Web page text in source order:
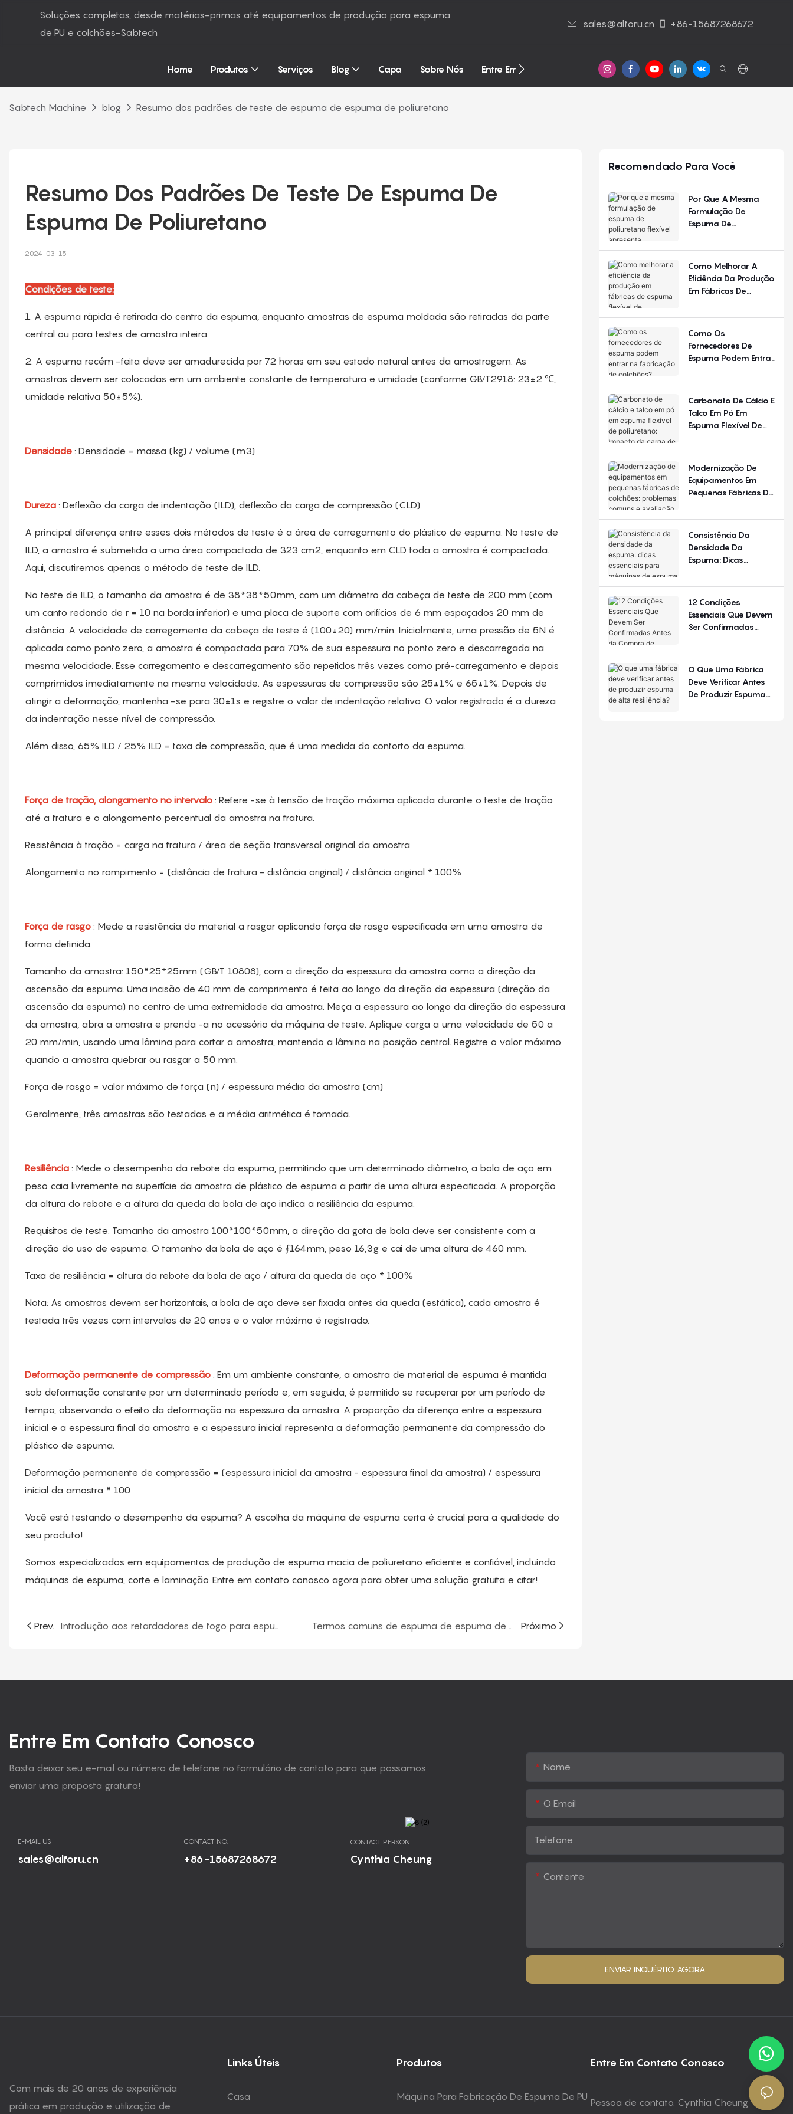
Soluções completas, desde matérias-primas até equipamentos de produção para espuma
de PU e colchões-Sabtech
sales@alforu.cn +86-15687268672
Home Produtos Serviços Blog Capa Sobre Nós Entre Em Contato Conosco
Sabtech Machine blog Resumo dos padrões de teste de espuma de espuma de poliuretano
Resumo Dos Padrões De Teste De Espuma De
Espuma De Poliuretano
2024-03-15
Condições de teste:
1. A espuma rápida é retirada do centro da espuma, enquanto amostras de espuma moldada são retiradas da parte
central ou para testes de amostra inteira.
2. A espuma recém -feita deve ser amadurecida por 72 horas em seu estado natural antes da amostragem. As
amostras devem ser colocadas em um ambiente constante de temperatura e umidade (conforme GB/T2918: 23±2 ℃,
umidade relativa 50±5%).
Densidade : Densidade = massa (kg) / volume (m3)
Dureza : Deflexão da carga de indentação (ILD), deflexão da carga de compressão (CLD)
A principal diferença entre esses dois métodos de teste é a área de carregamento do plástico de espuma. No teste de
ILD, a amostra é submetida a uma área compactada de 323 cm2, enquanto em CLD toda a amostra é compactada.
Aqui, discutiremos apenas o método de teste de ILD.
No teste de ILD, o tamanho da amostra é de 38*38*50mm, com um diâmetro da cabeça de teste de 200 mm (com
um canto redondo de r = 10 na borda inferior) e uma placa de suporte com orifícios de 6 mm espaçados 20 mm de
distância. A velocidade de carregamento da cabeça de teste é (100±20) mm/min. Inicialmente, uma pressão de 5N é
aplicada como ponto zero, a amostra é compactada para 70% de sua espessura no ponto zero e descarregada na
mesma velocidade. Esse carregamento e descarregamento são repetidos três vezes como pré-carregamento e depois
comprimidos imediatamente na mesma velocidade. As espessuras de compressão são 25±1% e 65±1%. Depois de
atingir a deformação, mantenha -se para 30±1s e registre o valor de indentação relativo. O valor registrado é a dureza
da indentação nesse nível de compressão.
Além disso, 65% ILD / 25% ILD = taxa de compressão, que é uma medida do conforto da espuma.
Força de tração, alongamento no intervalo : Refere -se à tensão de tração máxima aplicada durante o teste de tração
até a fratura e o alongamento percentual da amostra na fratura.
Resistência à tração = carga na fratura / área de seção transversal original da amostra
Alongamento no rompimento = (distância de fratura - distância original) / distância original * 100%
Força de rasgo : Mede a resistência do material a rasgar aplicando força de rasgo especificada em uma amostra de
forma definida.
Tamanho da amostra: 150*25*25mm (GB/T 10808), com a direção da espessura da amostra como a direção da
ascensão da espuma. Uma incisão de 40 mm de comprimento é feita ao longo da direção da espessura (direção da
ascensão da espuma) no centro de uma extremidade da amostra. Meça a espessura ao longo da direção da espessura
da amostra, abra a amostra e prenda -a no acessório da máquina de teste. Aplique carga a uma velocidade de 50 a
20 mm/min, usando uma lâmina para cortar a amostra, mantendo a lâmina na posição central. Registre o valor máximo
quando a amostra quebrar ou rasgar a 50 mm.
Força de rasgo = valor máximo de força (n) / espessura média da amostra (cm)
Geralmente, três amostras são testadas e a média aritmética é tomada.
Resiliência : Mede o desempenho da rebote da espuma, permitindo que um determinado diâmetro, a bola de aço em
peso caia livremente na superfície da amostra de plástico de espuma a partir de uma altura especificada. A proporção
da altura do rebote e a altura da queda da bola de aço indica a resiliência da espuma.
Requisitos de teste: Tamanho da amostra 100*100*50mm, a direção da gota de bola deve ser consistente com a
direção do uso de espuma. O tamanho da bola de aço é ∮164mm, peso 16,3g e cai de uma altura de 460 mm.
Taxa de resiliência = altura da rebote da bola de aço / altura da queda de aço * 100%
Nota: As amostras devem ser horizontais, a bola de aço deve ser fixada antes da queda (estática), cada amostra é
testada três vezes com intervalos de 20 anos e o valor máximo é registrado.
Deformação permanente de compressão : Em um ambiente constante, a amostra de material de espuma é mantida
sob deformação constante por um determinado período e, em seguida, é permitido se recuperar por um período de
tempo, observando o efeito da deformação na espessura da amostra. A proporção da diferença entre a espessura
inicial e a espessura final da amostra e a espessura inicial representa a deformação permanente da compressão do
plástico de espuma.
Deformação permanente de compressão = (espessura inicial da amostra - espessura final da amostra) / espessura
inicial da amostra * 100
Você está testando o desempenho da espuma? A escolha da máquina de espuma certa é crucial para a qualidade do
seu produto!
Somos especializados em equipamentos de produção de espuma macia de poliuretano eficiente e confiável, incluindo
máquinas de espuma, corte e laminação. Entre em contato conosco agora para obter uma solução gratuita e citar!
Prev. Introdução aos retardadores de fogo para espuma à prova de fogo Termos comuns de espuma de espuma de poliuretano Próximo
Recomendado Para Você
Por Que A Mesma
Formulação De
Espuma De
Apresenta
Diferente Em
Diferentes Estações
Como Melhorar A
Eficiência Da Produção
Em Fábricas De
Poliuretano?
Como Os
Fornecedores De
Espuma Podem Entrar
Colchões?
Carbonato De Cálcio E
Talco Em Pó Em
Espuma Flexível De
Da Carga De
Modernização De
Equipamentos Em
Pequenas Fábricas De
Comuns E Avaliação
De Configuração.
Consistência Da
Densidade Da
Espuma: Dicas
Máquinas De Espuma
De Poliuretano
12 Condições
Essenciais Que Devem
Ser Confirmadas
Equipamentos Para
O Que Uma Fábrica
Deve Verificar Antes
De Produzir Espuma
Entre Em Contato Conosco
Basta deixar seu e-mail ou número de telefone no formulário de contato para que possamos
enviar uma proposta gratuita!
E-MAIL US
sales@alforu.cn
CONTACT NO.
+86-15687268672
CONTACT PERSON:
Cynthia Cheung
Nome
O Email
Telefone
Contente
ENVIAR INQUÉRITO AGORA
Com mais de 20 anos de experiência
prática em produção e utilização de
Links Úteis
Casa
Produtos
Máquina Para Fabricação De Espuma De PU
Entre Em Contato Conosco
Pessoa de contato: Cynthia Cheung